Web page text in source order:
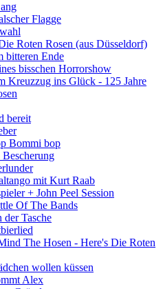
Flagge
Roten Rosen (aus Düsseldorf)
bitteren Ende
bisschen Horrorshow
Kreuzzug ins Glück - 125 Jahre
bereit
Bommi bop
Bescherung
mit Kurt Raab
+ John Peel Session
Of The Bands
der Tasche
The Hosen - Here's Die Roten
wollen küssen
Alex